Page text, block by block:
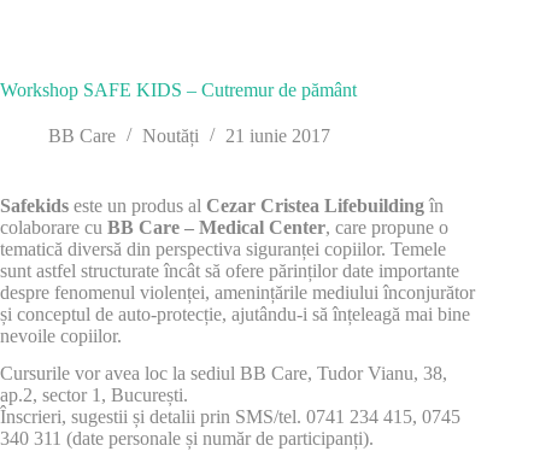
Workshop SAFE KIDS – Cutremur de pământ
BB Care Noutăți 21 iunie 2017
Safekids este un produs al Cezar Cristea Lifebuilding în
colaborare cu BB Care – Medical Center, care propune o
tematică diversă din perspectiva siguranței copiilor. Temele
sunt astfel structurate încât să ofere părinților date importante
despre fenomenul violenței, amenințările mediului înconjurător
și conceptul de auto-protecție, ajutându-i să înțeleagă mai bine
nevoile copiilor.
Cursurile vor avea loc la sediul BB Care, Tudor Vianu, 38,
ap.2, sector 1, București.
Înscrieri, sugestii și detalii prin SMS/tel. 0741 234 415, 0745
340 311 (date personale și număr de participanți).